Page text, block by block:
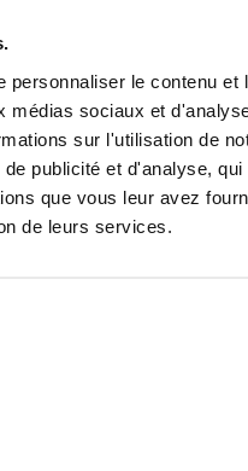
personnaliser le contenu et
médias sociaux et
sur l'utilisation de
publicité et d'analyse,
que vous leur avez
de leurs services.
TÉMOIGNAGES
CLIENTS